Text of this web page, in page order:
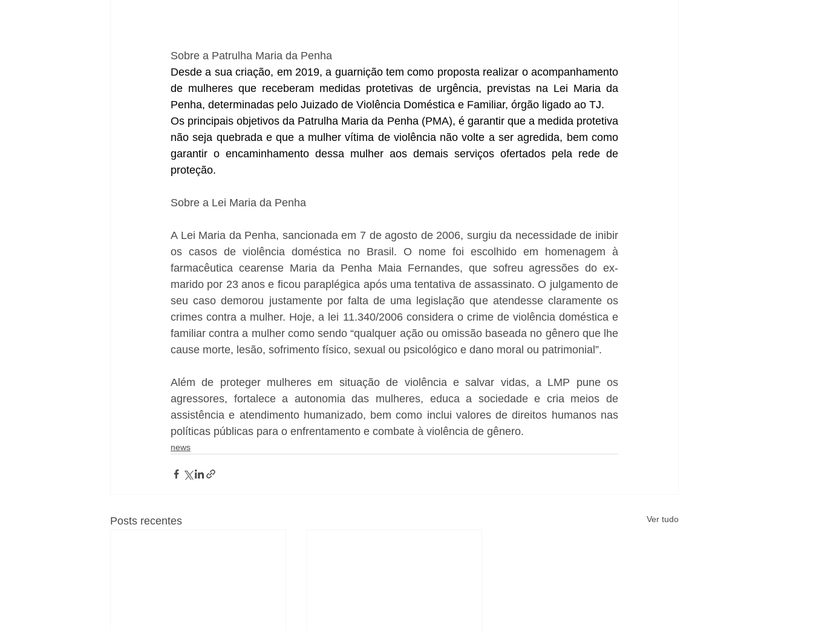
Sobre a Patrulha Maria da Penha
Desde a sua criação, em 2019, a guarnição tem como proposta realizar o acompanhamento
de mulheres que receberam medidas protetivas de urgência, previstas na Lei Maria da
Penha, determinadas pelo Juizado de Violência Doméstica e Familiar, órgão ligado ao TJ.
Os principais objetivos da Patrulha Maria da Penha (PMA), é garantir que a medida protetiva
não seja quebrada e que a mulher vítima de violência não volte a ser agredida, bem como
garantir o encaminhamento dessa mulher aos demais serviços ofertados pela rede de
proteção.
Sobre a Lei Maria da Penha
A Lei Maria da Penha, sancionada em 7 de agosto de 2006, surgiu da necessidade de inibir
os casos de violência doméstica no Brasil. O nome foi escolhido em homenagem à
farmacêutica cearense Maria da Penha Maia Fernandes, que sofreu agressões do ex-
marido por 23 anos e ficou paraplégica após uma tentativa de assassinato. O julgamento de
seu caso demorou justamente por falta de uma legislação que atendesse claramente os
crimes contra a mulher. Hoje, a lei 11.340/2006 considera o crime de violência doméstica e
familiar contra a mulher como sendo “qualquer ação ou omissão baseada no gênero que lhe
cause morte, lesão, sofrimento físico, sexual ou psicológico e dano moral ou patrimonial”.
Além de proteger mulheres em situação de violência e salvar vidas, a LMP pune os
agressores, fortalece a autonomia das mulheres, educa a sociedade e cria meios de
assistência e atendimento humanizado, bem como inclui valores de direitos humanos nas
políticas públicas para o enfrentamento e combate à violência de gênero.
news
Posts recentes Ver tudo